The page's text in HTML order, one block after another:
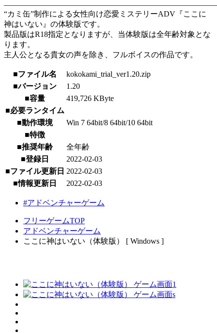
“カミ缶”制作による女性向け恋愛ミステリーADV『ここに
神はいない』の体験版です。
製品版はR18指定となりますが、当体験版は全年齢対象とな
ります。
主人公となる貴女の声を除き、フルボイスの作品です。
■ファイル名
kokokami_trial_ver1.20.zip
■バージョン
1.20
■容量
419,726 KByte
■必要ランタイム
■動作環境
Win 7 64bit/8 64bit/10 64bit
■特徴
■推奨年齢
全年齢
■登録日
2022-02-03
■ファイル更新日 2022-02-03
■情報更新日
2022-02-03
#アドベンチャーゲーム
フリーゲームTOP
アドベンチャーゲーム
ここに神はいない（体験版） [ Windows ]